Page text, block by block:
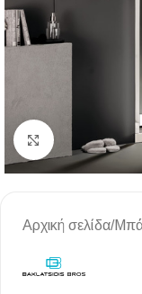
Κλικ για
Αρχική σελίδα/